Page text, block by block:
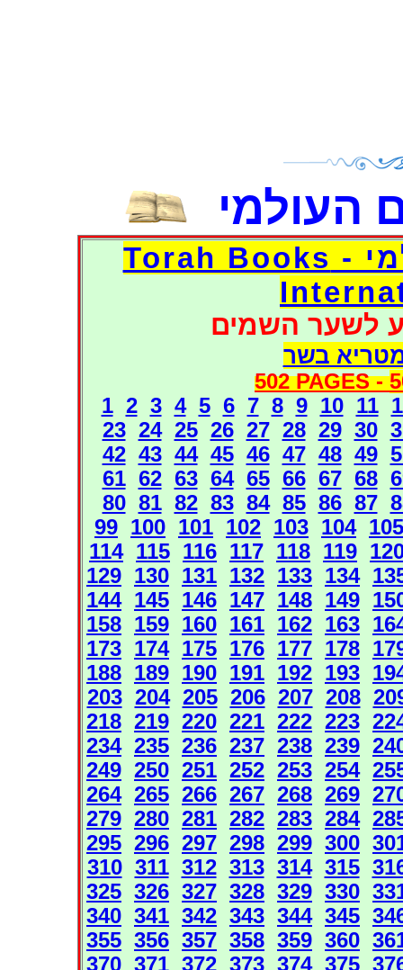
העולמי
דפי אוצר הספרים העולמי - Torah Books
לשער השמים
בשר
502 PAGES -
1 2 3 4 5 6 7 8 9 10 11
23 24 25 26 27 28 29 30
42 43 44 45 46 47 48 49
61 62 63 64 65 66 67 68
80 81 82 83 84 85 86 87
99 100 101 102 103 104 105
114 115 116 117 118 119
129 130 131 132 133 134
144 145 146 147 148 149
158 159 160 161 162 163
173 174 175 176 177 178
188 189 190 191 192 193
203 204 205 206 207 208
218 219 220 221 222 223
234 235 236 237 238 239
249 250 251 252 253 254
264 265 266 267 268 269
279 280 281 282 283 284
295 296 297 298 299 300
310 311 312 313 314 315
325 326 327 328 329 330
340 341 342 343 344 345
355 356 357 358 359 360
370 371 372 373 374 375